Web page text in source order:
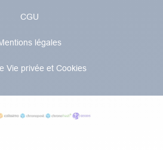
CGU
légales
Vie privée et Cookies